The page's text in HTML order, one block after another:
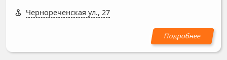
Чернореченская ул., 27